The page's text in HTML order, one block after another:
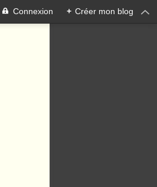
Connexion + Créer mon blog